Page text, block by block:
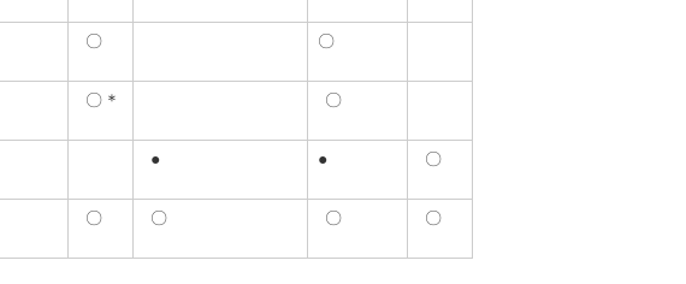
〇 〇
〇＊ 〇
● ● 〇
〇 〇 〇 〇